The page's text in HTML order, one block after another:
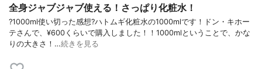
全身ジャブジャブ使える！さっぱり化粧水！
?1000ml使い切った感想?ハトムギ化粧水の1000mlです！ドン・キホー
テさんで、¥600くらいで購入しました！！1000mlということで、かな
りの大きさ！…続きを見る